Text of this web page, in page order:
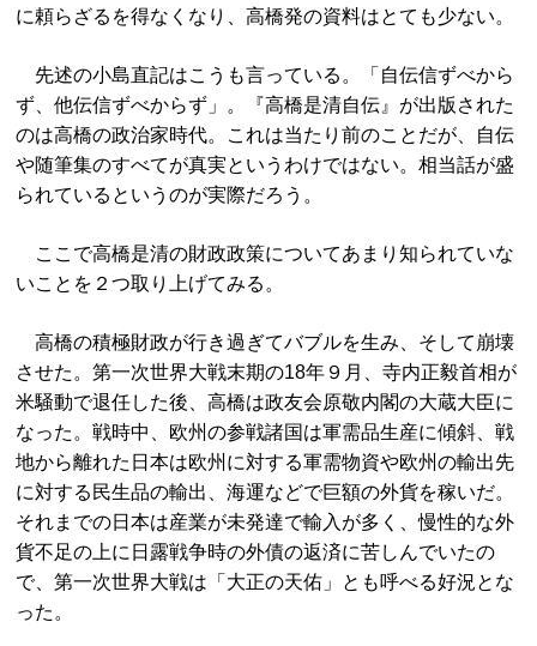
に頼らざるを得なくなり、高橋発の資料はとても少ない。
先述の小島直記はこうも言っている。「自伝信ずべから
ず、他伝信ずべからず」。『高橋是清自伝』が出版された
のは高橋の政治家時代。これは当たり前のことだが、自伝
や随筆集のすべてが真実というわけではない。相当話が盛
られているというのが実際だろう。
ここで高橋是清の財政政策についてあまり知られていな
いことを２つ取り上げてみる。
高橋の積極財政が行き過ぎてバブルを生み、そして崩壊
させた。第一次世界大戦末期の18年９月、寺内正毅首相が
米騒動で退任した後、高橋は政友会原敬内閣の大蔵大臣に
なった。戦時中、欧州の参戦諸国は軍需品生産に傾斜、戦
地から離れた日本は欧州に対する軍需物資や欧州の輸出先
に対する民生品の輸出、海運などで巨額の外貨を稼いだ。
それまでの日本は産業が未発達で輸入が多く、慢性的な外
貨不足の上に日露戦争時の外債の返済に苦しんでいたの
で、第一次世界大戦は「大正の天佑」とも呼べる好況とな
った。